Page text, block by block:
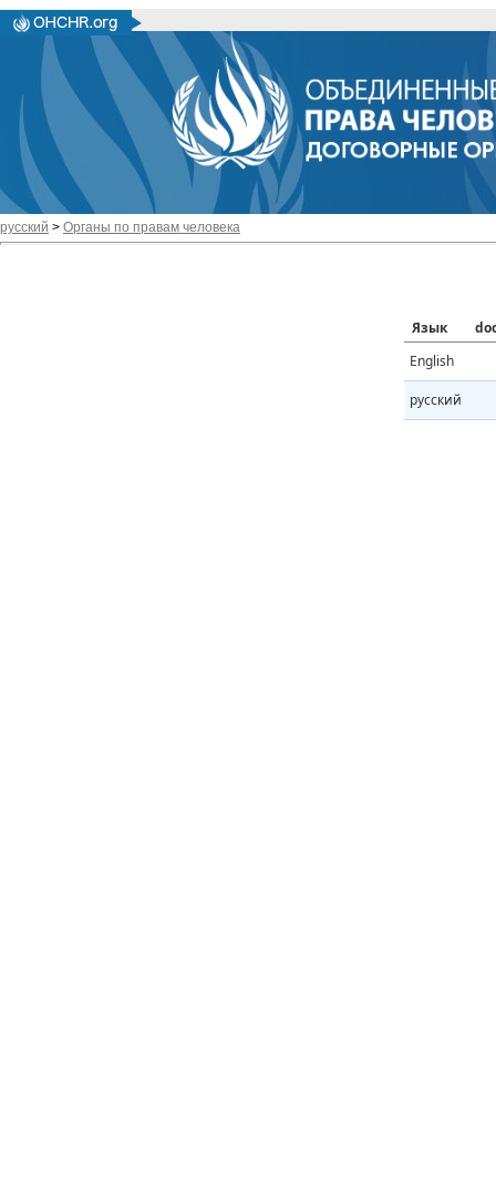
русский > Органы по правам человека
Язык
English
русский